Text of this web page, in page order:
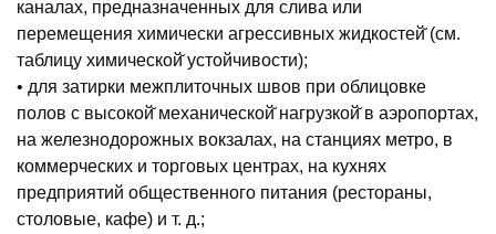
каналах, предназначенных для слива или
перемещения химически агрессивных жидкостей̆ (см.
таблицу химической̆ устойчивости);
• для затирки межплиточных швов при облицовке
полов с высокой̆ механической̆ нагрузкой̆ в аэропортах,
на железнодорожных вокзалах, на станциях метро, в
коммерческих и торговых центрах, на кухнях
предприятий общественного питания (рестораны,
столовые, кафе) и т. д.;